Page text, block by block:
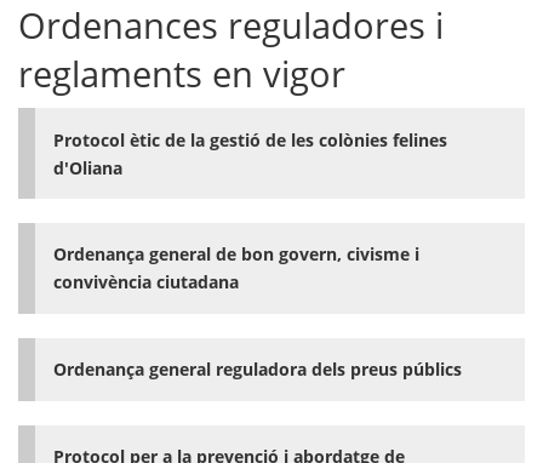
Ordenances reguladores i
reglaments en vigor
Protocol ètic de la gestió de les colònies felines
d'Oliana
Ordenança general de bon govern, civisme i
convivència ciutadana
Ordenança general reguladora dels preus públics
Protocol per a la prevenció i abordatge de